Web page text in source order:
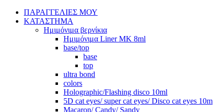
ΠΑΡΑΓΓΕΛΙΕΣ ΜΟΥ
ΚΑΤΑΣΤΗΜΑ
Ημιμόνιμα βερνίκια
Ημιμόνιμα Liner ΜΚ 8ml
base/top
base
top
ultra bond
colors
Holographic/Flashing disco 10ml
5D cat eyes/ super cat eyes/ Disco cat eyes 10m
Macaron/ Candy/ Sandy